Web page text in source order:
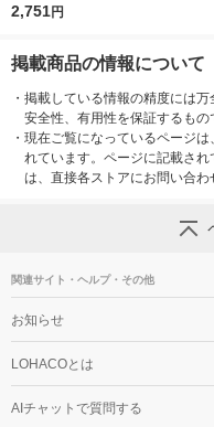
ー ペンタイプ 赤色レ
2,751円
掲載商品の情報について
・ 掲載している情報の精度には万
安全性、有用性を保証するもの
・ 現在ご覧になっているページ
れています。ページに記載さ
は、直接各ストアにお問い合わ
関連サイト・ヘルプ・その他
お知らせ
LOHACOとは
AIチャットで質問する